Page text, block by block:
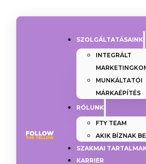
SZOLGÁLTATÁSAINK
INTEGRÁLT
MUNKÁLTATÓI
MÁRKAÉPÍTÉS
RÓLUNK
FTY TEAM
AKIK BÍZNAK
SZAKMAI
KARRIER